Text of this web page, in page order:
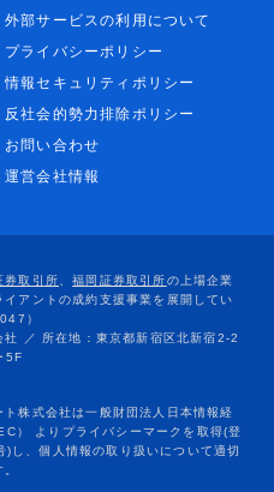
外部サービスの利用について
プライバシーポリシー
情報セキュリティポリシー
反社会的勢力排除ポリシー
お問い合わせ
運営会社情報